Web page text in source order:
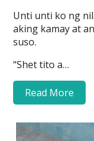
Unti unti ko ng
aking kamay at
suso.
“Shet tito a…
Read More